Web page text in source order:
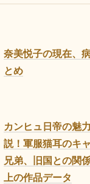
奈美悦子の現在、
とめ
カンヒュ日帝の魅
説！軍服猫耳のキ
兄弟、旧国との関
上の作品データ